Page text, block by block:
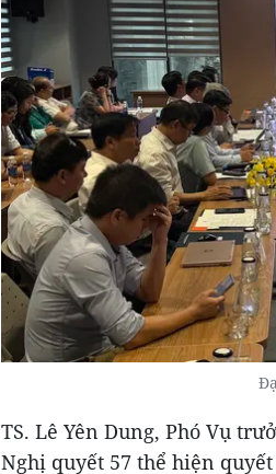
TS. Lê Yên Dung, Phó Vụ
Nghị quyết 57 thể hiện